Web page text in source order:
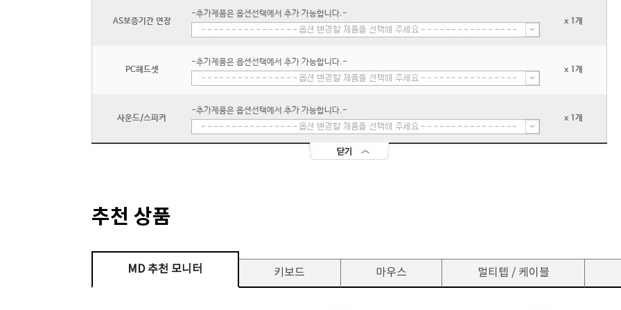
AS보증기간 연장
-추가제품은 옵션선택에서 추가 가능합니다.-
x 1개
PC헤드셋
-추가제품은 옵션선택에서 추가 가능합니다.-
x 1개
사운드/스피커
-추가제품은 옵션선택에서 추가 가능합니다.-
x 1개
추천 상품
MD 추천 모니터 키보드 마우스 멀티텝 / 케이블